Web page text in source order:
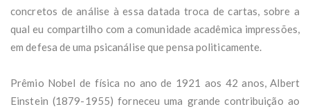
concretos de análise à essa datada troca de cartas, sobre a
qual eu compartilho com a comunidade acadêmica impressões,
em defesa de uma psicanálise que pensa politicamente.
Prêmio Nobel de física no ano de 1921 aos 42 anos, Albert
Einstein (1879-1955) forneceu uma grande contribuição ao